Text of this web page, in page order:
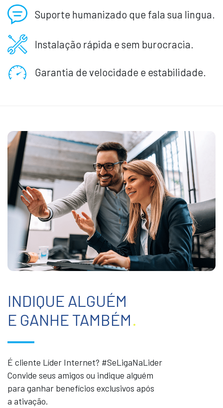
Suporte humanizado que fala sua lingua.
Instalação rápida e sem burocracia.
Garantia de velocidade e estabilidade.
INDIQUE ALGUÉM
E GANHE TAMBÉM.
É cliente Líder Internet? #SeLigaNaLider
Convide seus amigos ou indique alguém
para ganhar benefícios exclusivos após
a ativação.